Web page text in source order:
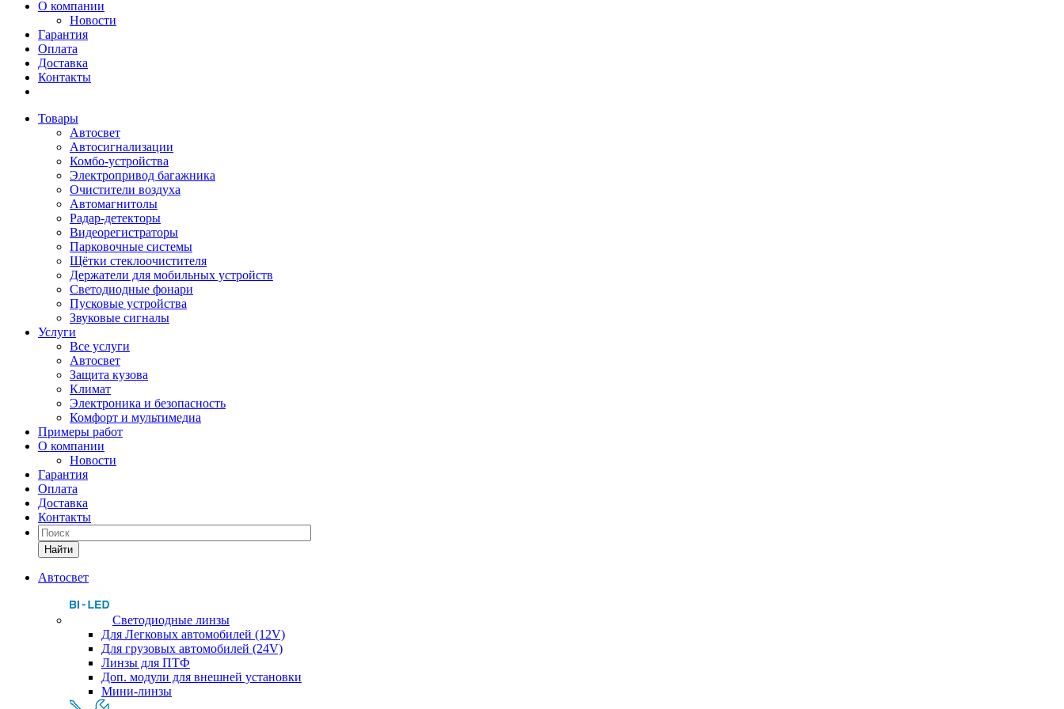
О компании
Новости
Гарантия
Оплата
Доставка
Контакты
Товары
Автосвет
Автосигнализации
Комбо-устройства
Электропривод багажника
Очистители воздуха
Автомагнитолы
Радар-детекторы
Видеорегистраторы
Парковочные системы
Щётки стеклоочистителя
Держатели для мобильных устройств
Светодиодные фонари
Пусковые устройства
Звуковые сигналы
Услуги
Все услуги
Автосвет
Защита кузова
Климат
Электроника и безопасность
Комфорт и мультимедиа
Примеры работ
О компании
Новости
Гарантия
Оплата
Доставка
Контакты
Найти
Автосвет
Светодиодные линзы
Для Легковых автомобилей (12V)
Для грузовых автомобилей (24V)
Линзы для ПТФ
Доп. модули для внешней установки
Мини-линзы